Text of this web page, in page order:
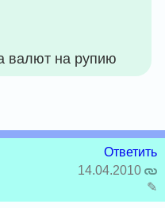
валют на рупию
Ответить
14.04.2010
✎